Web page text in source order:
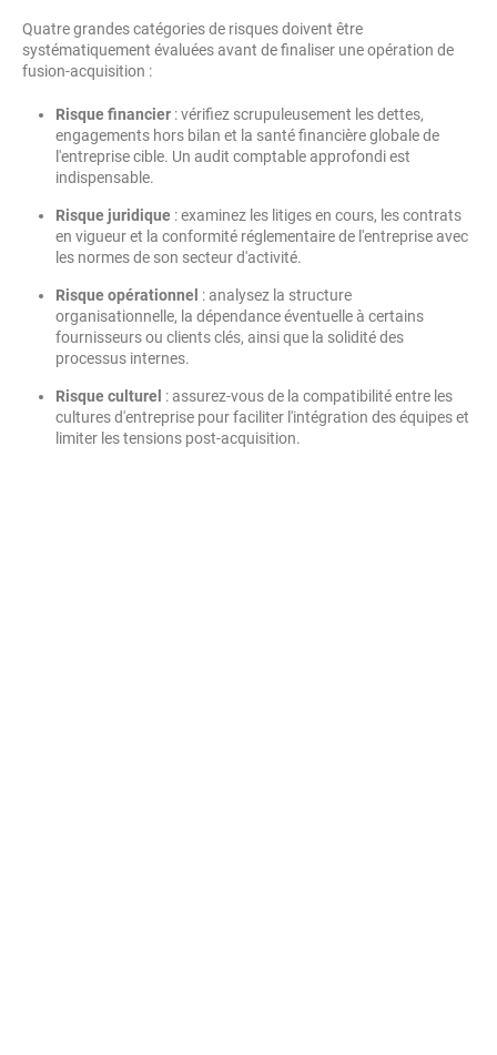
Quatre grandes catégories de risques doivent être
systématiquement évaluées avant de finaliser une opération de
fusion-acquisition :
Risque financier : vérifiez scrupuleusement les dettes,
engagements hors bilan et la santé financière globale de
l'entreprise cible. Un audit comptable approfondi est
indispensable.
Risque juridique : examinez les litiges en cours, les contrats
en vigueur et la conformité réglementaire de l'entreprise avec
les normes de son secteur d'activité.
Risque opérationnel : analysez la structure
organisationnelle, la dépendance éventuelle à certains
fournisseurs ou clients clés, ainsi que la solidité des
processus internes.
Risque culturel : assurez-vous de la compatibilité entre les
cultures d'entreprise pour faciliter l'intégration des équipes et
limiter les tensions post-acquisition.